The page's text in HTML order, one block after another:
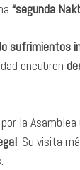
“segunda
sufrimientos
encubren
la
. Su visita